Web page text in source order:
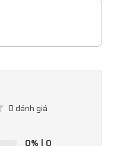
0 đánh giá
0% | 0